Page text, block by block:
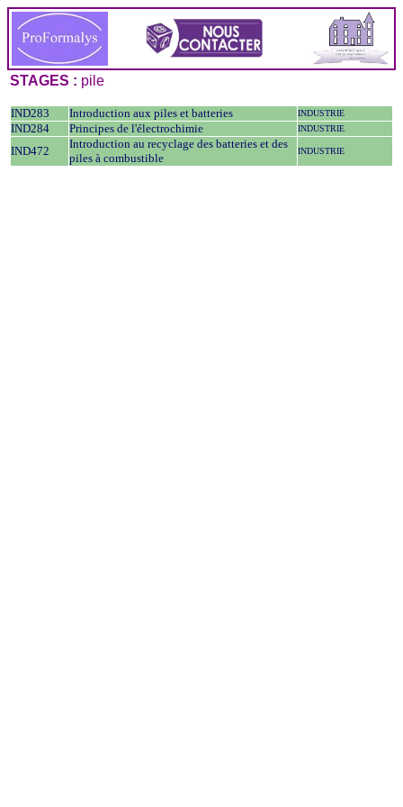
STAGES : pile
IND283 Introduction aux piles et batteries INDUSTRIE
IND284 Principes de l'électrochimie INDUSTRIE
IND472
Introduction au recyclage des batteries et des
piles à combustible
INDUSTRIE